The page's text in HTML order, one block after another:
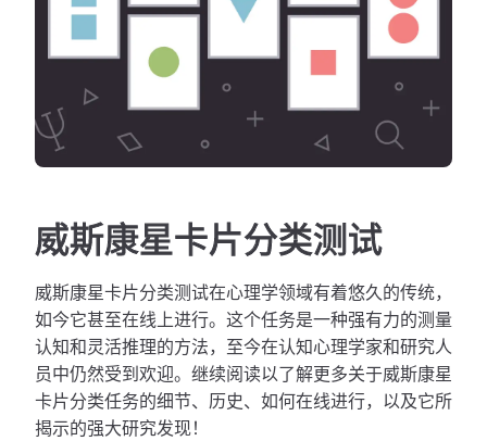
威斯康星卡片分类测试
威斯康星卡片分类测试在心理学领域有着悠久的传统，
如今它甚至在线上进行。这个任务是一种强有力的测量
认知和灵活推理的方法，至今在认知心理学家和研究人
员中仍然受到欢迎。继续阅读以了解更多关于威斯康星
卡片分类任务的细节、历史、如何在线进行，以及它所
揭示的强大研究发现！